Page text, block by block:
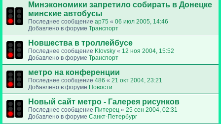
Минэкономики запретило собирать в Донецке
минские автобусы
Последнее сообщение ap75 « 06 июл 2005, 14:46
Добавлено в форуме Транспорт
Новшества в троллейбусе
Последнее сообщение Klovsky « 12 ноя 2004, 15:52
Добавлено в форуме Транспорт
метро на конференции
Последнее сообщение 486 « 21 окт 2004, 23:21
Добавлено в форуме Новости
Новый сайт метро - Галерея рисунков
Последнее сообщение Питерец « 25 сен 2004, 02:31
Добавлено в форуме Санкт-Петербург